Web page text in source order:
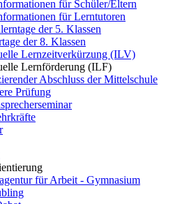
für Schüler/Eltern
für Lerntutoren
der 5. Klassen
der 8. Klassen
Lernzeitverkürzung (ILV)
Lernförderung (ILF)
Abschluss der Mittelschule
Prüfung
für Arbeit - Gymnasium